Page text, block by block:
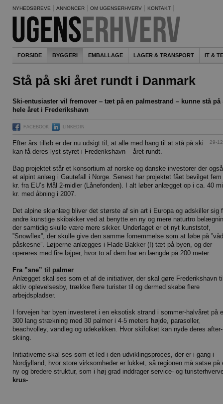
NYHEDSBREVE ANNONCER OM UGENSERHVERV KONTAKT
FORSIDE BYGGERI EMBALLAGE LAGER & TRANSPORT IT &
Stå på ski året rundt i Danmark
Ski-entusiaster vil fremover – tæt på en palmestrand – kunne stå på
hele året i Frederikshavn
FACEBOOK LINKEDIN
29-
Efter års tilløb er der nu udsigt til, at alle med hang til at stå på ski
kan få deres lyst styret i Frederikshavn – året rundt.
Bag projektet står et konsortium af norske og danske investorer der
et alpint anlæg i Gautefall i Norge. Senest har projektet fået bevilget fem
kr. fra EU’s Mål 2-midler (Lånefonden). I alt løber anlægget op i ca. 40
kr. med åbning i 2007.
Det alpine skianlæg bliver det største af sin art i Europa og adskiller sig
andre kunstige skibakker ved at benytte en ny og mere naturtro
der samtidig skulle være mere sikker. Underlaget er et nyt kunststof,
”Snowflex”, der skulle give den samme fornemmelse som at løbe på ”våd
påskesne”. Løjperne anlægges i Flade Bakker (!) tæt på byen, og der
opereres med fire løjper, hvor to af dem har en længde på 200 meter.
Fra ”sne” til palmer
Anlægget skal ses som et af de initiativer, der skal gøre Frederikshavn
aktiv oplevelsesby, trække flere turister til og dermed skabe flere
arbejdspladser.
I forvejen har byen investeret i en eksotisk strand i sommer-halvåret på
300 lang strækning med 30 palmer i 4-5 meters højde, parasoller,
beachvolley, vandleg og udekøkken. Hvor skifolket kan nyde deres after-
skiing.
Initiativerne skal ses som et led i den udviklingsproces, der er i gang i
Nordjylland, hvor store virksomheder er lukket, så regionen må satse på
ny og bredere struktur, som i høj grad inddrager service- og
krus-